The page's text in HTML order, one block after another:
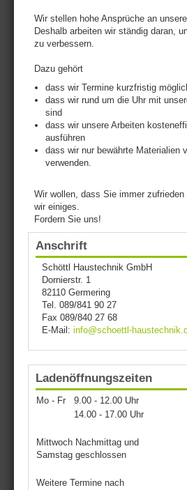
Wir stellen hohe Ansprüche an
Deshalb arbeiten wir ständig daran,
zu verbessern.
Dazu gehört
dass wir Termine kurzfristig
dass wir rund um die Uhr mit
sind
dass wir unsere Arbeiten
ausführen
dass wir nur bewährte Materialien
verwenden.
Wir wollen, dass Sie immer
wir einiges.
Fordern Sie uns!
Anschrift
Schöttl Haustechnik GmbH
Dornierstr. 1
82110 Germering
Tel. 089/841 90 27
Fax 089/840 27 68
E-Mail: info@schoettl-
Ladenöffnungszeiten
Mo - Fr
9.00 - 12.00 Uhr
14.00 - 17.00 Uhr
Mittwoch Nachmittag und
Samstag geschlossen
Weitere Termine nach